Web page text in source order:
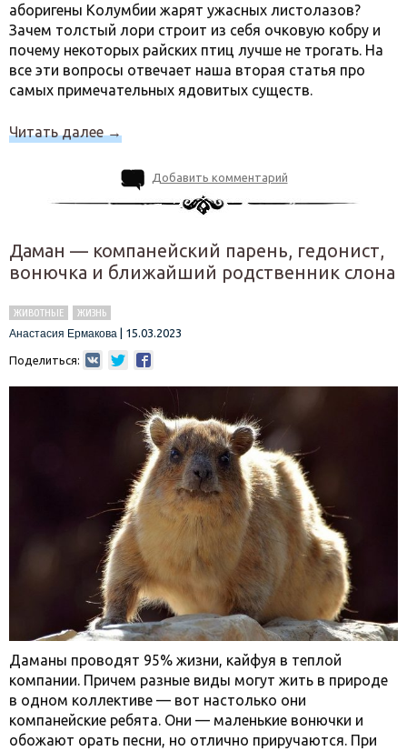
аборигены Колумбии жарят ужасных листолазов?
Зачем толстый лори строит из себя очковую кобру и
почему некоторых райских птиц лучше не трогать. На
все эти вопросы отвечает наша вторая статья про
самых примечательных ядовитых существ.
Читать далее→
Добавить комментарий
Даман — компанейский парень, гедонист,
вонючка и ближайший родственник слона
ЖИВОТНЫЕ
ЖИЗНЬ
Анастасия Ермакова
15.03.2023
Поделиться:
Даманы проводят 95% жизни, кайфуя в теплой
компании. Причем разные виды могут жить в природе
в одном коллективе — вот настолько они
компанейские ребята. Они — маленькие вонючки и
обожают орать песни, но отлично приручаются. При